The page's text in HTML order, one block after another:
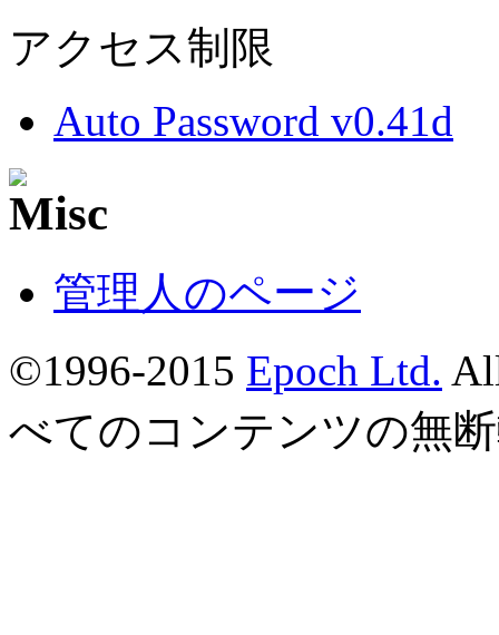
アクセス制限
Auto Password v0.41d
管理人のページ
©1996-2015 Epoch Ltd.
べてのコンテンツの無